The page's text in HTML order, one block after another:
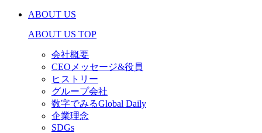
ABOUT US
ABOUT US TOP
会社概要
CEOメッセージ&役員
ヒストリー
グループ会社
数字でみるGlobal Daily
企業理念
SDGs